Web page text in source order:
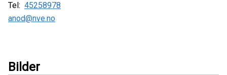
Tel: 45258978
anod@nve.no
Bilder